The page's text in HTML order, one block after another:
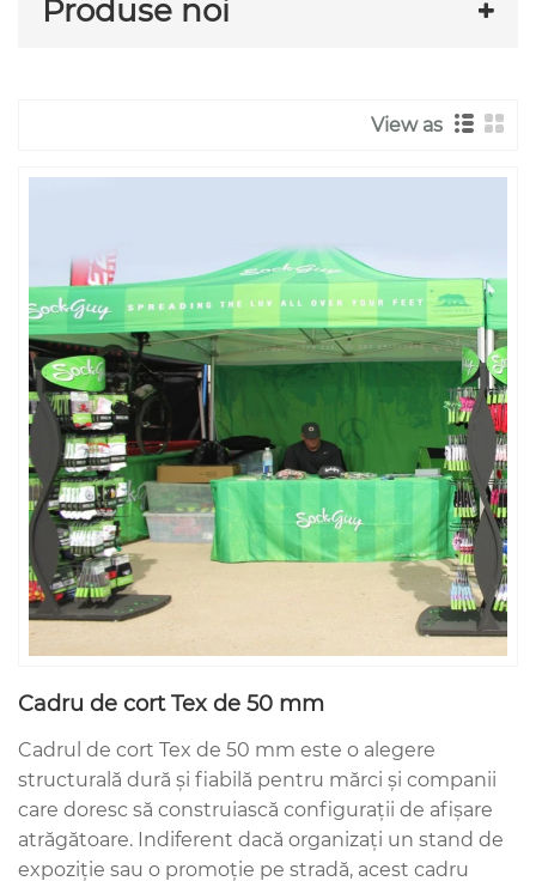
Produse noi
View as
Cadru de cort Tex de 50 mm
Cadrul de cort Tex de 50 mm este o alegere
structurală dură și fiabilă pentru mărci și companii
care doresc să construiască configurații de afișare
atrăgătoare. Indiferent dacă organizați un stand de
expoziție sau o promoție pe stradă, acest cadru